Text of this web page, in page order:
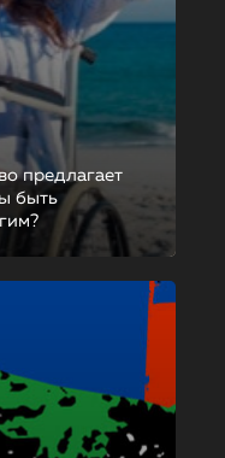
предлагает
быть